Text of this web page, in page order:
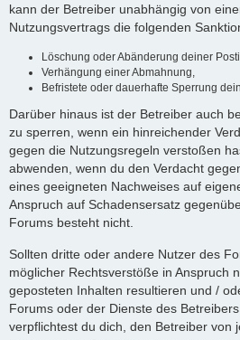
kann der Betreiber unabhängig von
Nutzungsvertrags die folgenden
Löschung oder Abänderung deiner
Verhängung einer Abmahnung,
Befristete oder dauerhafte Sperrung
Darüber hinaus ist der Betreiber auch
zu sperren, wenn ein hinreichender
gegen die Nutzungsregeln verstoßen
abwenden, wenn du den Verdacht
eines geeigneten Nachweises auf
Anspruch auf Schadensersatz
Forums besteht nicht.
Sollten dritte oder andere Nutzer des
möglicher Rechtsverstöße in Anspruch
geposteten Inhalten resultieren und /
Forums oder der Dienste des
verpflichtest du dich, den Betreiber von